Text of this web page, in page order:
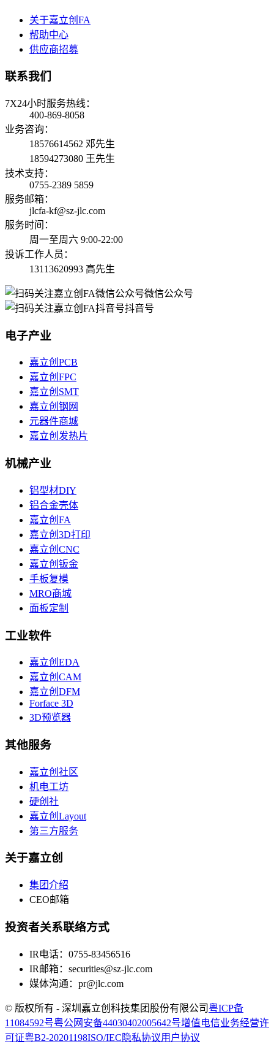
关于嘉立创FA
帮助中心
供应商招募
联系我们
7X24小时服务热线：
400-869-8058
业务咨询：
18576614562 邓先生
18594273080 王先生
技术支持：
0755-2389 5859
服务邮箱：
jlcfa-kf@sz-jlc.com
服务时间：
周一至周六 9:00-22:00
投诉工作人员：
13113620993 高先生
微信公众号
抖音号
电子产业
嘉立创PCB
嘉立创FPC
嘉立创SMT
嘉立创钢网
元器件商城
嘉立创发热片
机械产业
铝型材DIY
铝合金壳体
嘉立创FA
嘉立创3D打印
嘉立创CNC
嘉立创钣金
手板复模
MRO商城
面板定制
工业软件
嘉立创EDA
嘉立创CAM
嘉立创DFM
Forface 3D
3D预览器
其他服务
嘉立创社区
机电工坊
硬创社
嘉立创Layout
第三方服务
关于嘉立创
集团介绍
CEO邮箱
投资者关系联络方式
IR电话：0755-83456516
IR邮箱：securities@sz-jlc.com
媒体沟通：pr@jlc.com
© 版权所有 - 深圳嘉立创科技集团股份有限公司 粤ICP备
11084592号粤公网安备44030402005642号增值电信业务经营许
可证粤B2-20201198ISO/IEC 隐私协议用户协议